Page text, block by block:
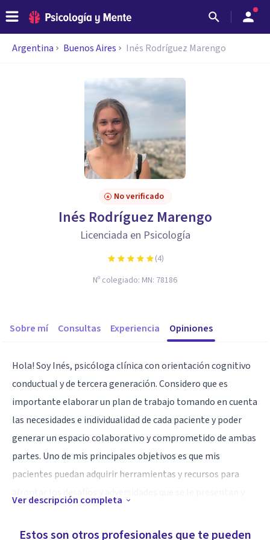
Argentina Buenos Aires Inés Rodríguez Marengo
No verificado
Inés Rodríguez Marengo
Licenciada en Psicología
(4)
Nº colegiado: MN: 78186
Sobre mí Consultas Experiencia Opiniones
Hola! Soy Inés, psicóloga clínica con orientación cognitivo
conductual y de tercera generación. Considero que es
importante elaborar un plan de trabajo tomando en cuenta
las necesidades e individualidad de cada paciente y poder
generar un espacio colaborativo y comprometido de ambas
partes. Uno de mis principales objetivos es que mis
pacientes puedan adquirir herramientas y recursos para
Ver descripción completa
Estos son otros profesionales que te pueden